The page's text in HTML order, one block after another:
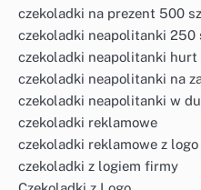
czekoladki na prezent 500
czekoladki neapolitanki 250
czekoladki neapolitanki hurt
czekoladki neapolitanki na
czekoladki neapolitanki w
czekoladki reklamowe
czekoladki reklamowe z logo
czekoladki z logiem firmy